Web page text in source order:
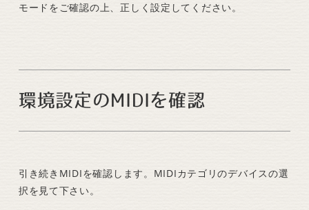
モードをご確認の上、正しく設定してください。
環境設定のMIDIを確認
引き続きMIDIを確認します。MIDIカテゴリのデバイスの選
択を見て下さい。